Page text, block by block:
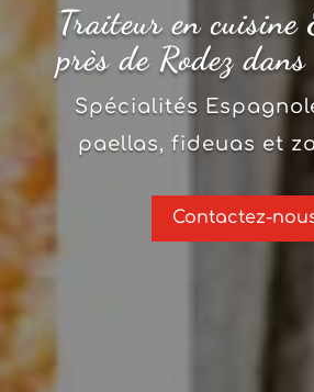
Traiteur en cuisine
près de Rodez
Spécialités
paellas, fideuas et
Contactez-